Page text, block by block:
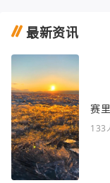
最新资讯
赛
133